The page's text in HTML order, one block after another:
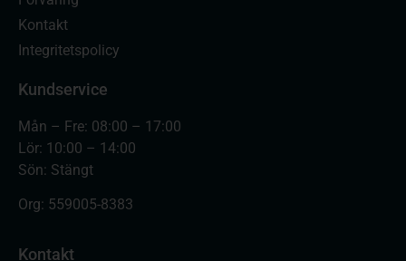
Kontakt
Integritetspolicy
Kundservice
Mån – Fre: 08:00 – 17:00
Lör: 10:00 – 14:00
Sön: Stängt
Org: 559005-8383
Kontakt